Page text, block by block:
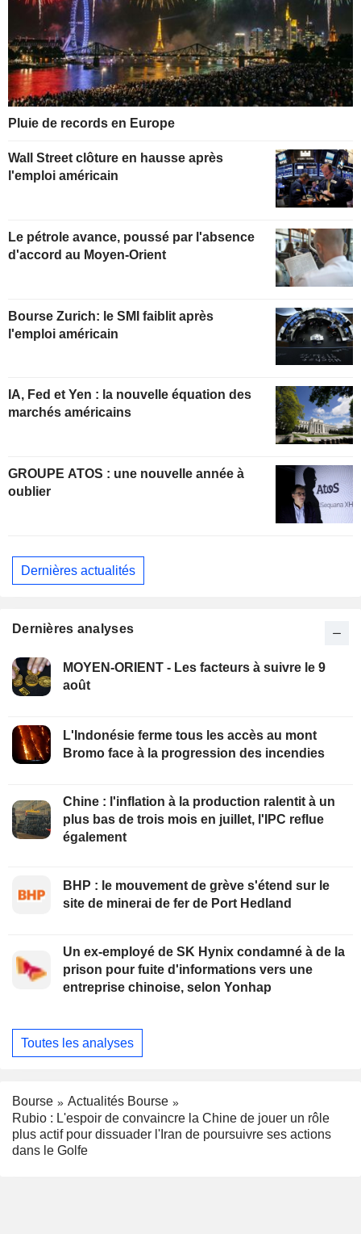
Pluie de records en Europe
Wall Street clôture en hausse après
l'emploi américain
Le pétrole avance, poussé par l'absence
d'accord au Moyen-Orient
Bourse Zurich: le SMI faiblit après
l'emploi américain
IA, Fed et Yen : la nouvelle équation des
marchés américains
GROUPE ATOS : une nouvelle année à
oublier
Dernières actualités
Dernières analyses
MOYEN-ORIENT - Les facteurs à suivre le 9
août
L'Indonésie ferme tous les accès au mont
Bromo face à la progression des incendies
Chine : l'inflation à la production ralentit à un
plus bas de trois mois en juillet, l'IPC reflue
également
BHP : le mouvement de grève s'étend sur le
site de minerai de fer de Port Hedland
Un ex-employé de SK Hynix condamné à de la
prison pour fuite d'informations vers une
entreprise chinoise, selon Yonhap
Toutes les analyses
Bourse
Actualités Bourse
Rubio : L'espoir de convaincre la Chine de jouer un rôle
plus actif pour dissuader l'Iran de poursuivre ses actions
dans le Golfe